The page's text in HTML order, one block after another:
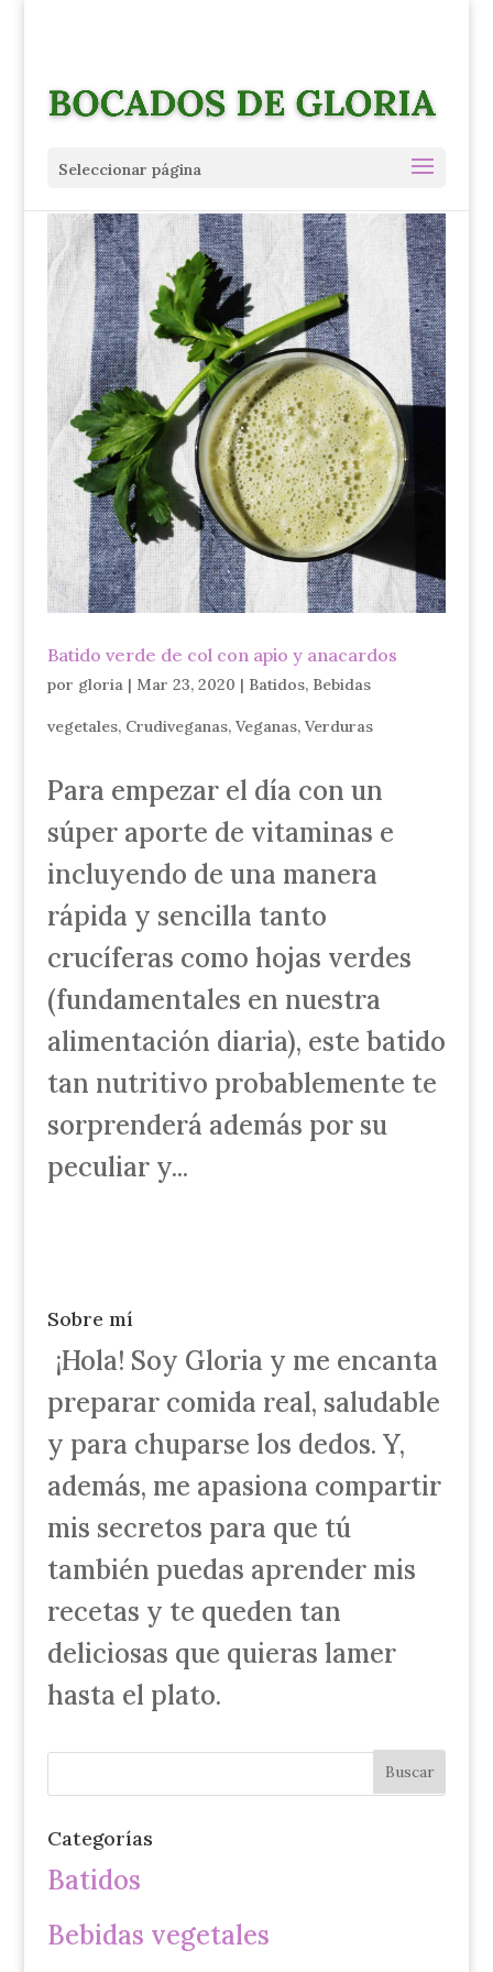
Seleccionar página
Batido verde de col con apio y anacardos
por gloria| Mar 23, 2020 | Batidos, Bebidas
vegetales, Crudiveganas, Veganas, Verduras
Para empezar el día con un
súper aporte de vitaminas e
incluyendo de una manera
rápida y sencilla tanto
crucíferas como hojas verdes
(fundamentales en nuestra
alimentación diaria), este batido
tan nutritivo probablemente te
sorprenderá además por su
peculiar y...
Sobre mí
¡Hola! Soy Gloria y me encanta
preparar comida real, saludable
y para chuparse los dedos. Y,
además, me apasiona compartir
mis secretos para que tú
también puedas aprender mis
recetas y te queden tan
deliciosas que quieras lamer
hasta el plato.
Categorías
Batidos
Bebidas vegetales